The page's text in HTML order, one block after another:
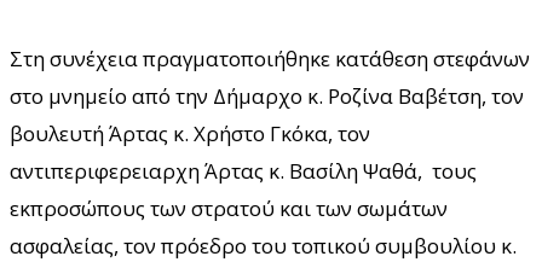
Στη συνέχεια πραγματοποιήθηκε κατάθεση στεφάνων
στο μνημείο από την Δήμαρχο κ. Ροζίνα Βαβέτση, τον
βουλευτή Άρτας κ. Χρήστο Γκόκα, τον
αντιπεριφερειαρχη Άρτας κ. Βασίλη Ψαθά, τους
εκπροσώπους των στρατού και των σωμάτων
ασφαλείας, τον πρόεδρο του τοπικού συμβουλίου κ.